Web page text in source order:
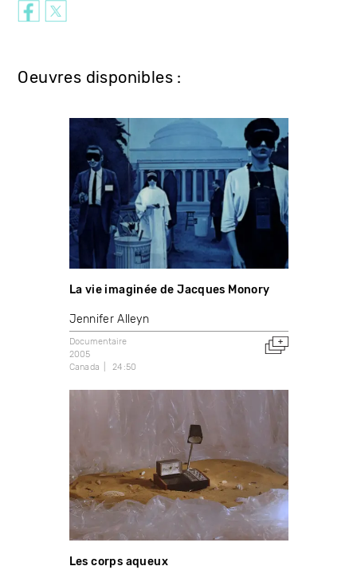
Oeuvres disponibles :
La vie imaginée de Jacques Monory
Jennifer Alleyn
Documentaire
2005
Canada
24:50
Les corps aqueux